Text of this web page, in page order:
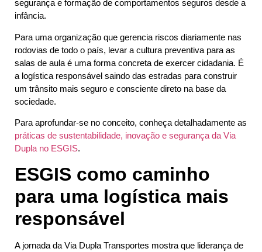
segurança e formação de comportamentos seguros desde a
infância.
Para uma organização que gerencia riscos diariamente nas
rodovias de todo o país, levar a cultura preventiva para as
salas de aula é uma forma concreta de exercer cidadania. É
a logística responsável saindo das estradas para construir
um trânsito mais seguro e consciente direto na base da
sociedade.
Para aprofundar-se no conceito, conheça detalhadamente as
práticas de sustentabilidade, inovação e segurança da Via
Dupla no ESGIS.
ESGIS como caminho
para uma logística mais
responsável
A jornada da Via Dupla Transportes mostra que liderança de